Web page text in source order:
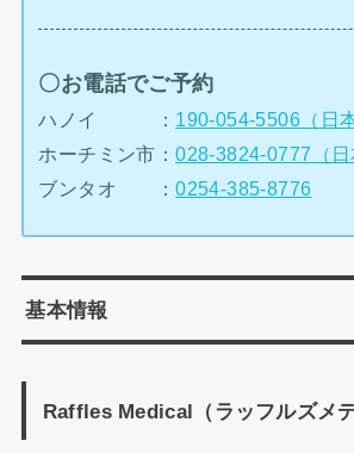
〇お電話でご予約
ハノイ ： 190-054-5506（日本
ホーチミン市：028-3824-0777（日
ブンタオ ：0254-385-8776
基本情報
Raffles Medical（ラッフルズメデ